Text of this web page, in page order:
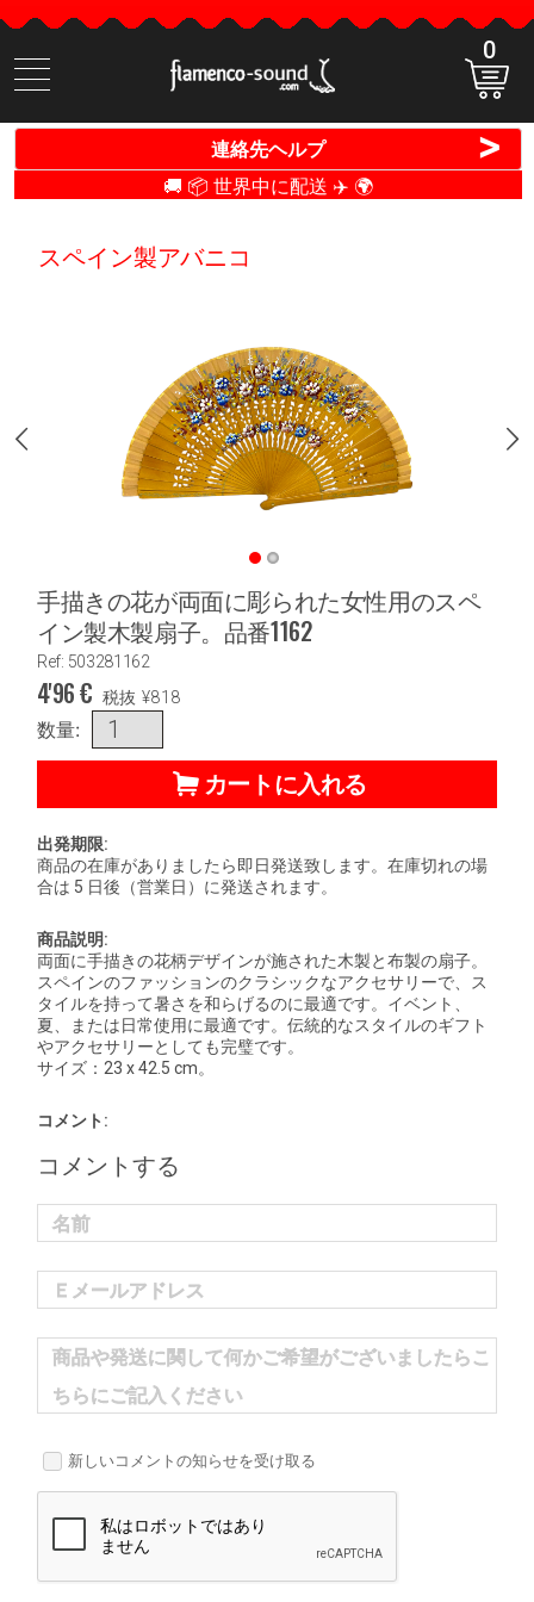
商
品
検
0
連絡先ヘルプ >
🚚 📦 世界中に配送 ✈️ 🌍
スペイン製アバニコ
手描きの花が両面に彫られた女性用のスペ
イン製木製扇子。品番1162
Ref: 503281162
4'96€ 税抜 ¥818
数量:
カートに入れる
出発期限:
商品の在庫がありましたら即日発送致します。在庫切れの場
合は 5 日後（営業日）に発送されます。
商品説明:
両面に手描きの花柄デザインが施された木製と布製の扇子。
スペインのファッションのクラシックなアクセサリーで、ス
タイルを持って暑さを和らげるのに最適です。イベント、
夏、または日常使用に最適です。伝統的なスタイルのギフト
やアクセサリーとしても完璧です。
サイズ：23 x 42.5 cm。
コメント:
コメントする
名前
Ｅメールアドレス
商品や発送に関して何かご希望がございましたらこ
ちらにご記入ください
新しいコメントの知らせを受け取る